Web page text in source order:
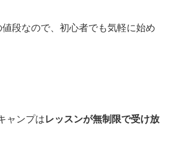
段なので、初心者でも気軽に始め
ャンプはレッスンが無制限で受け放